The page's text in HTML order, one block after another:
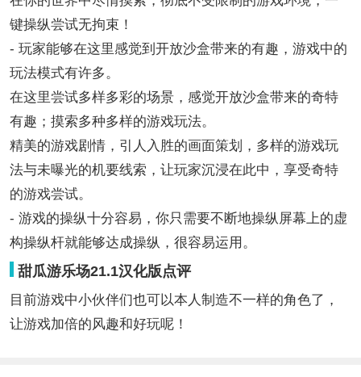
键操纵尝试无拘束！
- 玩家能够在这里感觉到开放沙盒带来的有趣，游戏中的
玩法模式有许多。
在这里尝试多样多彩的场景，感觉开放沙盒带来的奇特
有趣；摸索多种多样的游戏玩法。
精美的游戏剧情，引人入胜的画面策划，多样的游戏玩
法与未曝光的机要线索，让玩家沉浸在此中，享受奇特
的游戏尝试。
- 游戏的操纵十分容易，你只需要不断地操纵屏幕上的虚
构操纵杆就能够达成操纵，很容易运用。
甜瓜游乐场21.1汉化版点评
目前游戏中小伙伴们也可以本人制造不一样的角色了，
让游戏加倍的风趣和好玩呢！